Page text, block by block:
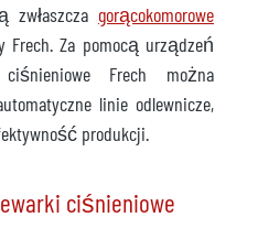
zwłaszcza gorącokomorowe
Frech. Za pomocą urządzeń
Frech można
linie odlewnicze,
produkcji.
ciśnieniowe